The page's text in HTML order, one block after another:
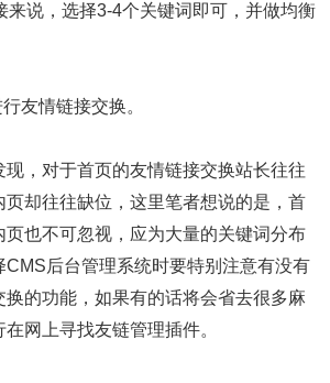
来说，选择3-4个关键词即可，并做均衡
情链接交换。
，对于首页的友情链接交换站长往往
页却往往缺位，这里笔者想说的是，首
页也不可忽视，应为大量的关键词分布
CMS后台管理系统时要特别注意有没有
的功能，如果有的话将会省去很多麻
网上寻找友链管理插件。